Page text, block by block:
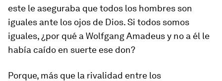
este le aseguraba que todos los hombres son
iguales ante los ojos de Dios. Si todos somos
iguales, ¿por qué a Wolfgang Amadeus y no a él le
había caído en suerte ese don?
Porque, más que la rivalidad entre los